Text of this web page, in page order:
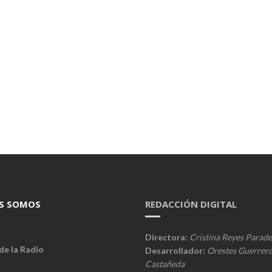
SOMOS
la Radio
REDACCIÓN DIGITAL
Directora: Cristina Reyes
Desarrollador: Orestes
Castañeda